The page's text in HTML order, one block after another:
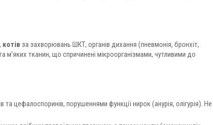
за захворювань ШКТ, органів дихання (пневмонія, бронхіт,
м’яких тканин, що спричинені мікроорганізмами, чутливими до
цефалоспоринів, порушеннями функції нирок (анурія, олігурія). Не